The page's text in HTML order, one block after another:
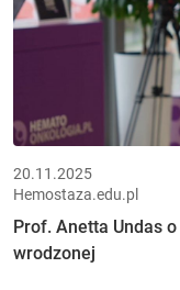
20.11.2025
Hemostaza.edu.pl
Prof. Anetta Undas
wrodzonej